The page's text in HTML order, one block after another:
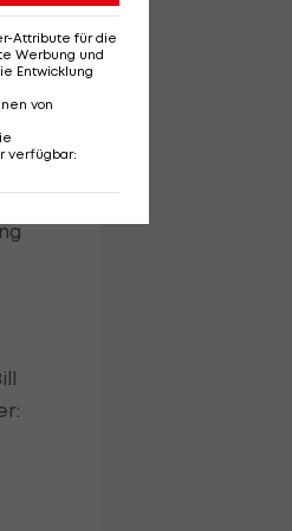
Attribute für die
Werbung und
Entwicklung
von
verfügbar: